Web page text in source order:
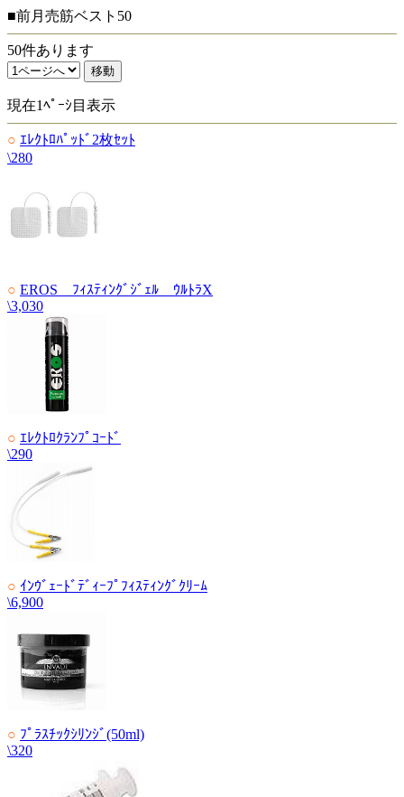
■前月売筋ベスト50
50件あります
現在1ﾍﾟｰｼ目表示
○ ｴﾚｸﾄﾛﾊﾟｯﾄﾞ2枚ｾｯﾄ
\280
○ EROS ﾌｨｽﾃｨﾝｸﾞｼﾞｪﾙ ｳﾙﾄﾗX
\3,030
○ ｴﾚｸﾄﾛｸﾗﾝﾌﾟｺｰﾄﾞ
\290
○ ｲﾝｳﾞｪｰﾄﾞﾃﾞｨｰﾌﾟﾌｨｽﾃｨﾝｸﾞｸﾘｰﾑ
\6,900
○ ﾌﾟﾗｽﾁｯｸｼﾘﾝｼﾞ(50ml)
\320